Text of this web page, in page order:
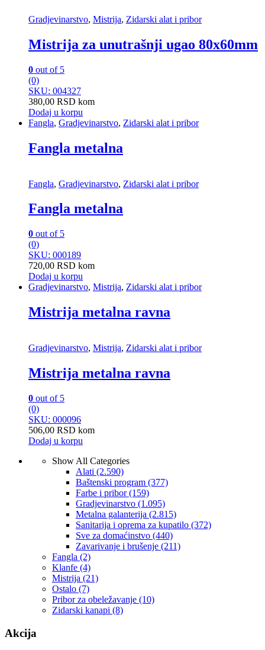
Gradjevinarstvo, Mistrija, Zidarski alat i pribor
Mistrija za unutrašnji ugao 80x60mm
0 out of 5
(0)
SKU: 004327
380,00 RSD kom
Dodaj u korpu
Fangla, Gradjevinarstvo, Zidarski alat i pribor
Fangla metalna
Fangla, Gradjevinarstvo, Zidarski alat i pribor
Fangla metalna
0 out of 5
(0)
SKU: 000189
720,00 RSD kom
Dodaj u korpu
Gradjevinarstvo, Mistrija, Zidarski alat i pribor
Mistrija metalna ravna
Gradjevinarstvo, Mistrija, Zidarski alat i pribor
Mistrija metalna ravna
0 out of 5
(0)
SKU: 000096
506,00 RSD kom
Dodaj u korpu
Show All Categories
Alati (2.590)
Baštenski program (377)
Farbe i pribor(159)
Gradjevinarstvo (1.095)
Metalna galanterija (2.815)
Sanitarija i oprema za kupatilo (372)
Sve za domaćinstvo (440)
Zavarivanje i brušenje (211)
Fangla (2)
Klanfe (4)
Mistrija (21)
Ostalo (7)
Pribor za obeležavanje (10)
Zidarski kanapi (8)
Akcija